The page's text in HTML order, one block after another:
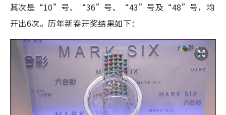
其次是“10”号、“36”号、“43”号及“48”号，均
开出6次。历年新春开奖结果如下：